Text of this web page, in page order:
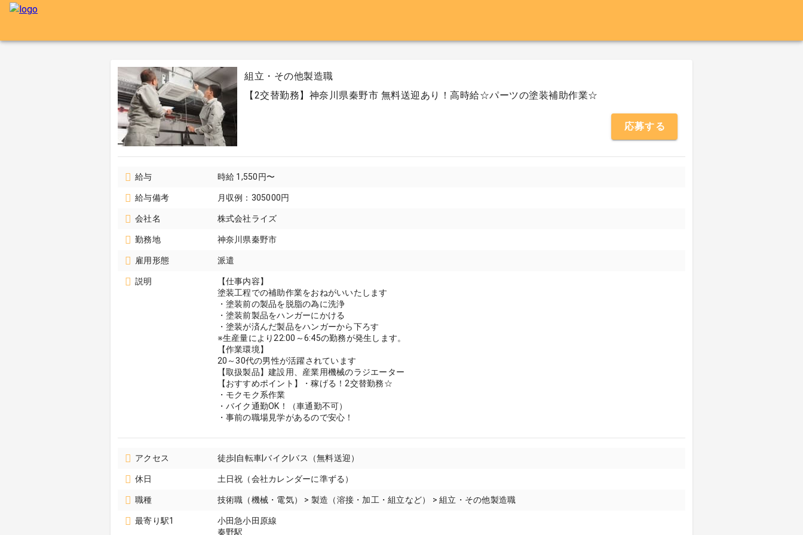
組立・その他製造職
【2交替勤務】神奈川県秦野市 無料送迎あり！高時給☆パーツの塗装補助作業☆
応募する
給与 時給 1,550円〜
給与備考 月収例：305000円
会社名 株式会社ライズ
勤務地 神奈川県秦野市
雇用形態 派遣
説明
【仕事内容】
塗装工程での補助作業をおねがいいたします
・塗装前の製品を脱脂の為に洗浄
・塗装前製品をハンガーにかける
・塗装が済んだ製品をハンガーから下ろす
※生産量により22:00～6:45の勤務が発生します。
【作業環境】
20～30代の男性が活躍されています
【取扱製品】建設用、産業用機械のラジエーター
【おすすめポイント】・稼げる！2交替勤務☆
・モクモク系作業
・バイク通勤OK！（車通勤不可）
・事前の職場見学があるので安心！
アクセス 徒歩|自転車|バイク|バス（無料送迎）
休日 土日祝（会社カレンダーに準ずる）
職種 技術職（機械・電気） > 製造（溶接・加工・組立など） > 組立・その他製造職
最寄り駅1
小田急小田原線
秦野駅